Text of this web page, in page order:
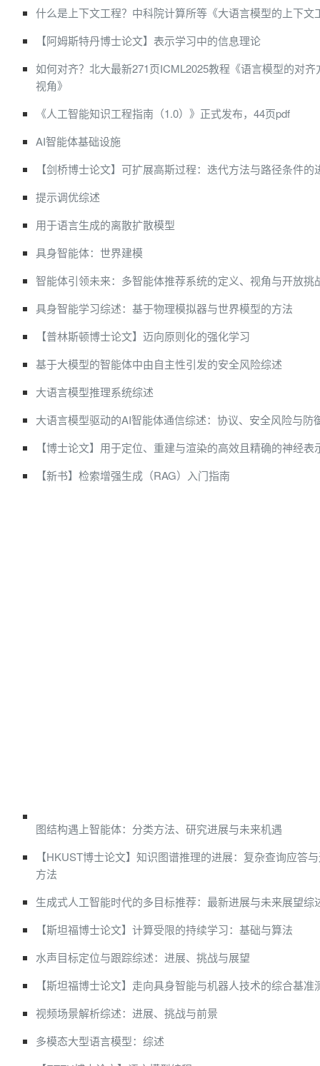
什么是上下文工程？中科院计算所等《大语言模型的上下文
【阿姆斯特丹博士论文】表示学习中的信息理论
如何对齐？北大最新271页ICML2025教程《语言模型的对
视角》
《人工智能知识工程指南（1.0）》正式发布，44页pdf
AI智能体基础设施
【剑桥博士论文】可扩展高斯过程：迭代方法与路径条件的
提示调优综述
用于语言生成的离散扩散模型
具身智能体：世界建模
智能体引领未来：多智能体推荐系统的定义、视角与开放挑
具身智能学习综述：基于物理模拟器与世界模型的方法
【普林斯顿博士论文】迈向原则化的强化学习
基于大模型的智能体中由自主性引发的安全风险综述
大语言模型推理系统综述
大语言模型驱动的AI智能体通信综述：协议、安全风险与防
【博士论文】用于定位、重建与渲染的高效且精确的神经表
【新书】检索增强生成（RAG）入门指南
图结构遇上智能体：分类方法、研究进展与未来机遇
【HKUST博士论文】知识图谱推理的进展：复杂查询应答
方法
生成式人工智能时代的多目标推荐：最新进展与未来展望综
【斯坦福博士论文】计算受限的持续学习：基础与算法
水声目标定位与跟踪综述：进展、挑战与展望
【斯坦福博士论文】走向具身智能与机器人技术的综合基准
视频场景解析综述：进展、挑战与前景
多模态大型语言模型：综述